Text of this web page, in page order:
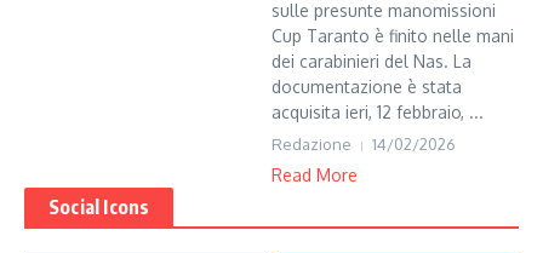
sulle presunte manomissioni
Cup Taranto è finito nelle mani
dei carabinieri del Nas. La
documentazione è stata
acquisita ieri, 12 febbraio, ...
Redazione 14/02/2026
Read More
Social Icons